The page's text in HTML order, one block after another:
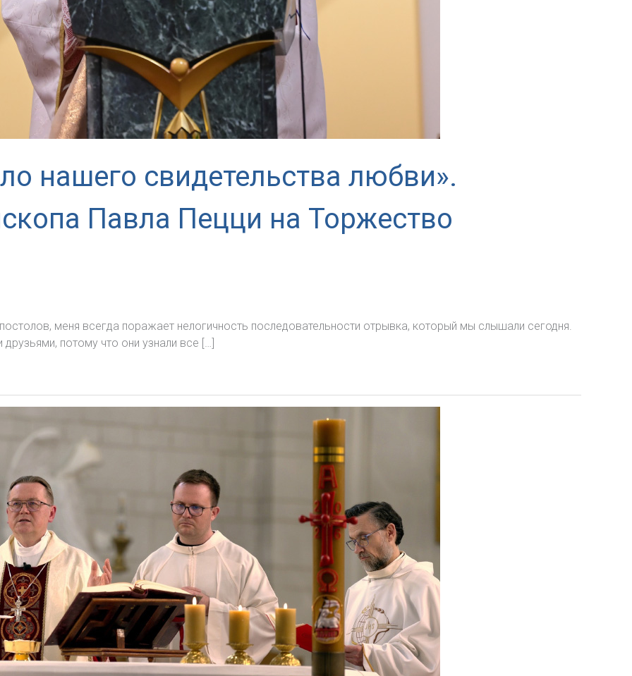
нашего свидетельства любви».
Павла Пецци на Торжество
меня всегда поражает нелогичность последовательности отрывка, который мы слышали сегодня.
потому что они узнали все […]